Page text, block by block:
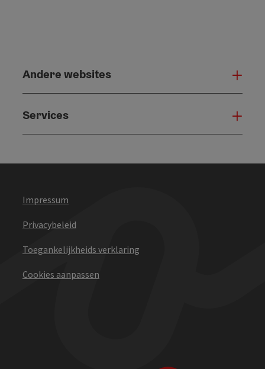
Andere websites
Services
Impressum
Privacybeleid
Toegankelijkheids verklaring
Cookies aanpassen